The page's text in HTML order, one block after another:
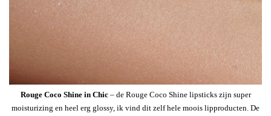
Rouge Coco Shine in Chic– de Rouge Coco Shine lipsticks zijn super
moisturizing en heel erg glossy, ik vind dit zelf hele moois lipproducten. De